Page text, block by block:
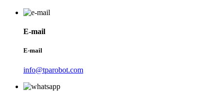
E-mail
E-mail
info@tparobot.com